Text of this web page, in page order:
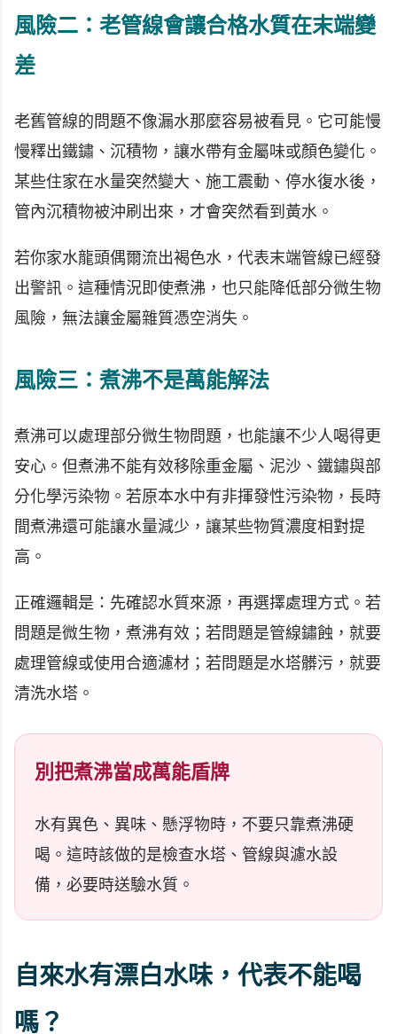
風險二：老管線會讓合格水質在末端變
差
老舊管線的問題不像漏水那麼容易被看見。它可能慢
慢釋出鐵鏽、沉積物，讓水帶有金屬味或顏色變化。
某些住家在水量突然變大、施工震動、停水復水後，
管內沉積物被沖刷出來，才會突然看到黃水。
若你家水龍頭偶爾流出褐色水，代表末端管線已經發
出警訊。這種情況即使煮沸，也只能降低部分微生物
風險，無法讓金屬雜質憑空消失。
風險三：煮沸不是萬能解法
煮沸可以處理部分微生物問題，也能讓不少人喝得更
安心。但煮沸不能有效移除重金屬、泥沙、鐵鏽與部
分化學污染物。若原本水中有非揮發性污染物，長時
間煮沸還可能讓水量減少，讓某些物質濃度相對提
高。
正確邏輯是：先確認水質來源，再選擇處理方式。若
問題是微生物，煮沸有效；若問題是管線鏽蝕，就要
處理管線或使用合適濾材；若問題是水塔髒污，就要
清洗水塔。
別把煮沸當成萬能盾牌
水有異色、異味、懸浮物時，不要只靠煮沸硬
喝。這時該做的是檢查水塔、管線與濾水設
備，必要時送驗水質。
自來水有漂白水味，代表不能喝
嗎？